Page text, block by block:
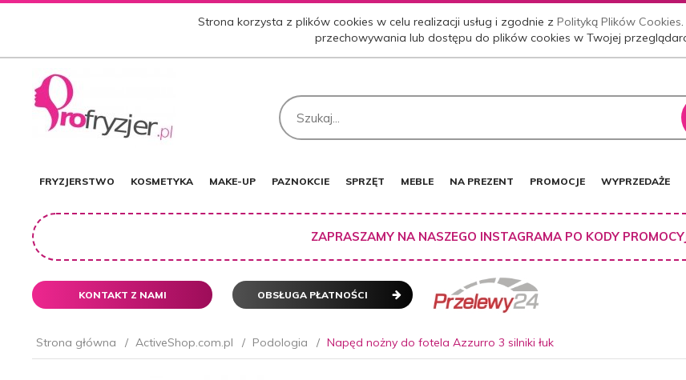
Strona korzysta z plików cookies w celu realizacji usług i zgodnie zPolityką Plików Cookies
przechowywania lub dostępu do plików cookies w Twojej
FRYZJERSTWO KOSMETYKA MAKE-UP PAZNOKCIE SPRZĘT MEBLE NA PREZENT PROMOCJE WYPRZEDAŻE
ZAPRASZAMY NA NASZEGO INSTAGRAMA PO KODY
KONTAKT Z NAMI OBSŁUGA PŁATNOŚCI
Strona główna ActiveShop.com.pl Podologia Napęd nożny do fotela Azzurro 3 silniki łuk